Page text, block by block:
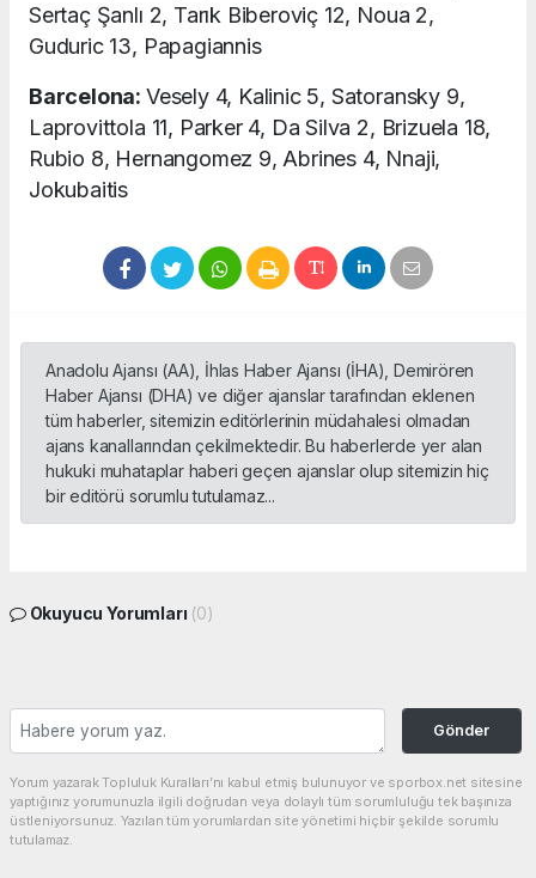
Sertaç Şanlı 2, Tarık Biberoviç 12, Noua 2,
Guduric 13, Papagiannis
Barcelona: Vesely 4, Kalinic 5, Satoransky 9,
Laprovittola 11, Parker 4, Da Silva 2, Brizuela 18,
Rubio 8, Hernangomez 9, Abrines 4, Nnaji,
Jokubaitis
Anadolu Ajansı (AA), İhlas Haber Ajansı (İHA), Demirören
Haber Ajansı (DHA) ve diğer ajanslar tarafından eklenen
tüm haberler, sitemizin editörlerinin müdahalesi olmadan
ajans kanallarından çekilmektedir. Bu haberlerde yer alan
hukuki muhataplar haberi geçen ajanslar olup sitemizin hiç
bir editörü sorumlu tutulamaz...
Okuyucu Yorumları (0)
Gönder
Yorum yazarak Topluluk Kuralları’nı kabul etmiş bulunuyor ve sporbox.net sitesine
yaptığınız yorumunuzla ilgili doğrudan veya dolaylı tüm sorumluluğu tek başınıza
üstleniyorsunuz. Yazılan tüm yorumlardan site yönetimi hiçbir şekilde sorumlu
tutulamaz.